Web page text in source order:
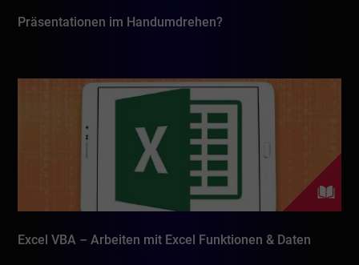
Präsentationen im Handumdrehen?
Excel VBA – Arbeiten mit Excel Funktionen & Daten